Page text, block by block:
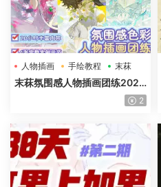
人物插画 手绘教程 末菻
末菻氛围感人物插画团练2025
2